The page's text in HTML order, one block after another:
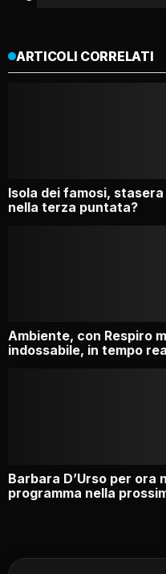
ARTICOLI CORRELATI
Isola dei famosi,
nella terza puntata?
Ambiente, con Respiro
indossabile, in tempo
Barbara D’Urso per ora
programma nella